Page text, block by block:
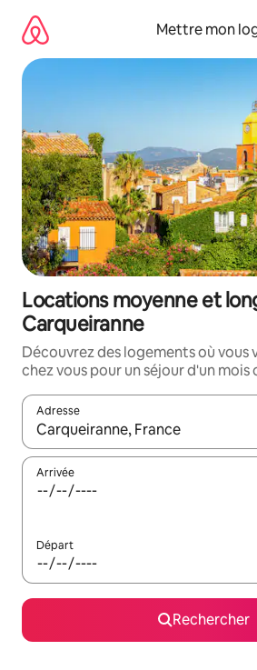
directement
contenu
Mettre mon
Locations moyenne et
Carqueiranne
Découvrez des logements où vous
chez vous pour un séjour d'un mois
Adresse
Lorsque les résultats s'affichent,
Arrivée
Départ
Rechercher